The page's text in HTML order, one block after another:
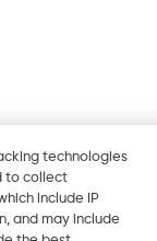
technologies
to collect
include IP
and may include